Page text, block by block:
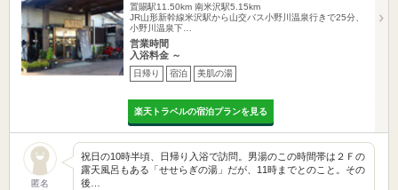
置賜駅11.50km 南米沢駅5.15km
JR山形新幹線米沢駅から山交バス小野川温泉行きで25分、
小野川温泉下…
営業時間
入浴料金 ～
日帰り 宿泊 美肌の湯
楽天トラベルの宿泊プランを見る
匿名
祝日の10時半頃、日帰り入浴で訪問。男湯のこの時間帯は２Ｆの
露天風呂もある「せせらぎの湯」だが、11時までとのこと。その
後…